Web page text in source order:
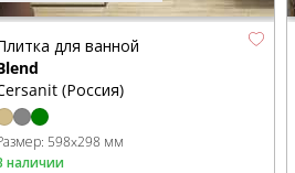
для ванной
(Россия)
598x298 мм
наличии